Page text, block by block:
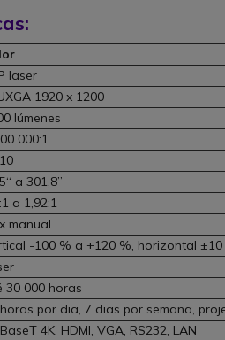
laser
1920 x 1200
lúmenes
000:1
a 301,8”
a 1,92:1
manual
-100 % a +120 %, horizontal ±10
30 000 horas
por dia, 7 dias por semana,
4K, HDMI, VGA, RS232, LAN